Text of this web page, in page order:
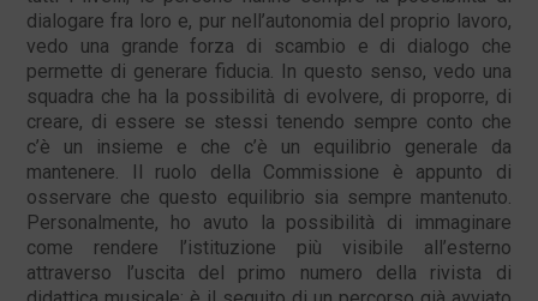
dialogare fra loro e, pur nell’autonomia del proprio lavoro,
vedo una grande forza di scambio e di dialogo che
permette di generare fiducia. In questo senso, vedo una
squadra che ha la possibilità di evolvere, di proporre, di
creare, di essere se stessi tenendo sempre conto che
c’è un insieme e che c’è un equilibrio generale da
mantenere. Il ruolo della Commissione è appunto di
osservare che questo equilibrio sia sempre mantenuto.
Personalmente, ho avuto la possibilità di immaginare
come rendere l’istituzione più visibile all’esterno
attraverso l’uscita del primo numero della rivista di